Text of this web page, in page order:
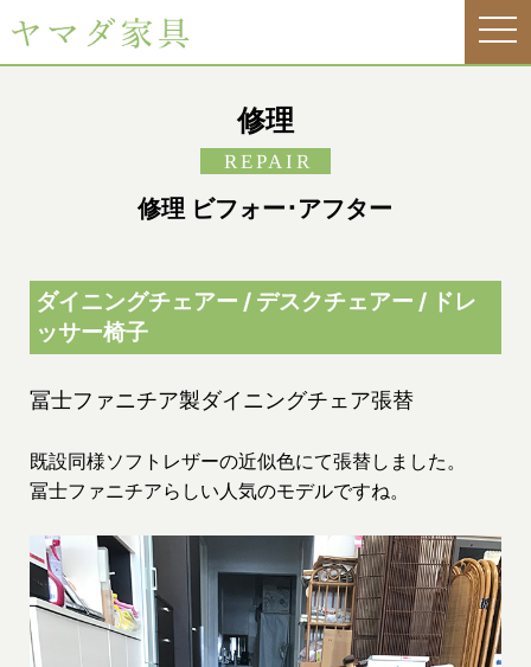
修理
REPAIR
修理 ビフォー･アフター
ダイニングチェアー / デスクチェアー / ドレ
ッサー椅子
冨士ファニチア製ダイニングチェア張替
既設同様ソフトレザーの近似色にて張替しました。
冨士ファニチアらしい人気のモデルですね。